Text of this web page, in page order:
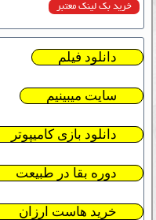
خرید بک لینک معتبر
دانلود فیلم
سایت میبینیم
دانلود بازی کامیپوتر
دوره بقا در طبیعت
خرید هاست ارزان